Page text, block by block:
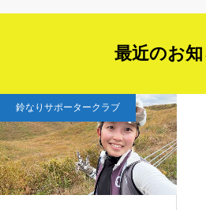
最近のお
ータークラブ